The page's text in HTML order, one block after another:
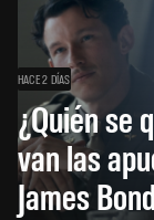
HACE 2 DÍAS
¿Quién se
van las
James Bond